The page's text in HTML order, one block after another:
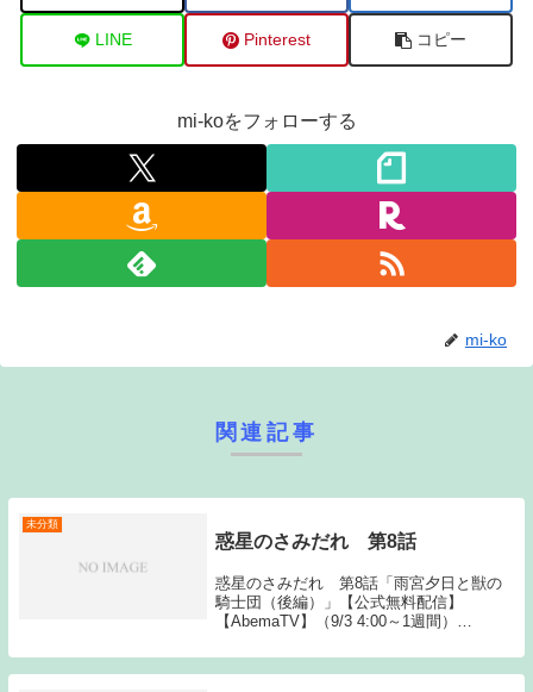
LINE Pinterest コピー
mi-koをフォローする
mi-ko
関連記事
未分類
惑星のさみだれ 第8話
惑星のさみだれ 第8話「雨宮夕日と獣の
騎士団（後編）」【公式無料配信】
【AbemaTV】（9/3 4:00～1週間）
配信】【U-NEXT】 【Hulu】 【ABEMA】
【Amazonプライム...